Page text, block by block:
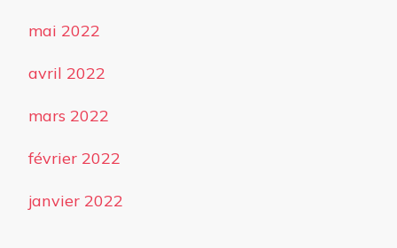
mai 2022
avril 2022
mars 2022
février 2022
janvier 2022